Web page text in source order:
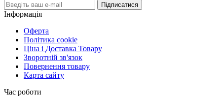
Підписатися
Інформація
Оферта
Політика cookie
Ціна і Доставка Товару
Зворотній зв'язок
Повернення товару
Карта сайту
Час роботи